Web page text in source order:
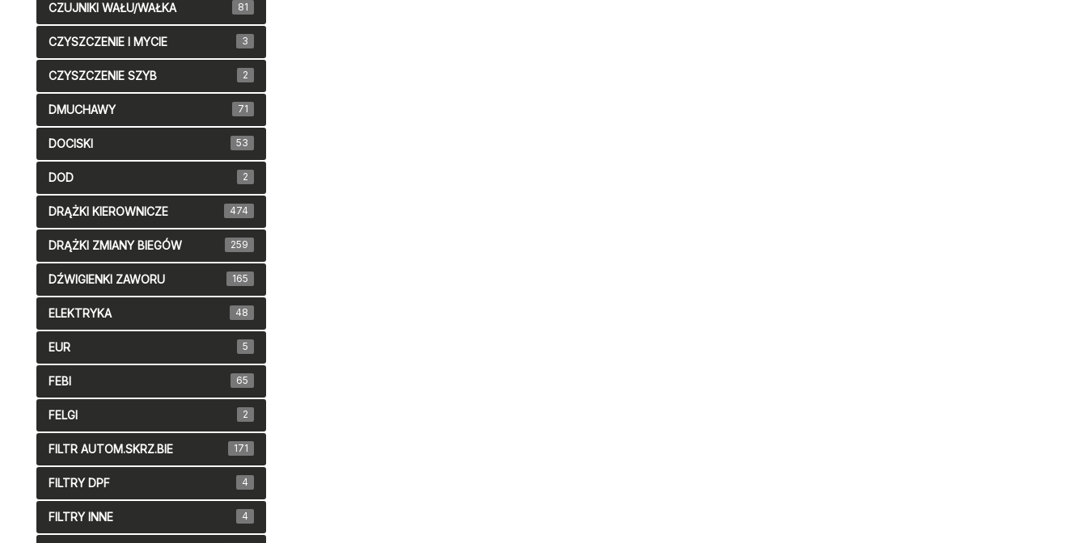
CZUJNIKI WAŁU/WAŁKA 81
CZYSZCZENIE I MYCIE 3
CZYSZCZENIE SZYB 2
DMUCHAWY 71
DOCISKI 53
DOD 2
DRĄŻKI KIEROWNICZE 474
DRĄŻKI ZMIANY BIEGÓW 259
DŹWIGIENKI ZAWORU 165
ELEKTRYKA 48
EUR 5
FEBI 65
FELGI 2
FILTR AUTOM.SKRZ.BIE 171
FILTRY DPF 4
FILTRY INNE 4